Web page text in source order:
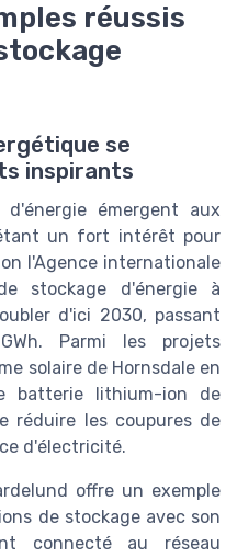
réussis
se
inspirants
émergent aux
un fort intérêt pour
l'Agence internationale
stockage d'énergie à
d'ici 2030, passant
Parmi les projets
solaire de Hornsdale en
batterie lithium-ion de
réduire les coupures de
d'électricité.
offre un exemple
de stockage avec son
connecté au réseau